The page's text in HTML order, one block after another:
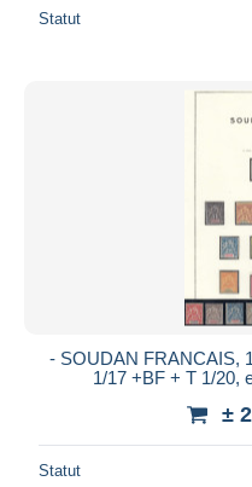
Statut
- SOUDAN FRANCAIS,
1/17 +BF + T 1/20,
±
Statut